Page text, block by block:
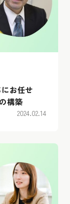
お任せ
構築
2024.02.14